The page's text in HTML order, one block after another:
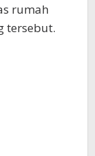
rumah
tersebut.